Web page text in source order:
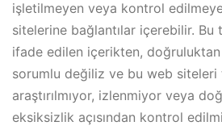
işletilmeyen veya kontrol
sitelerine bağlantılar içerebilir.
ifade edilen içerikten,
sorumlu değiliz ve bu web siteleri
araştırılmıyor, izlenmiyor veya
eksiksizlik açısından kontrol